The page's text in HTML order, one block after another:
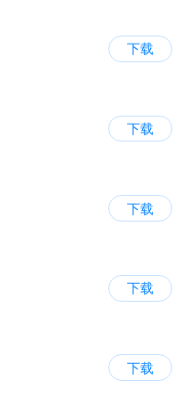
下载
下载
下载
下载
下载